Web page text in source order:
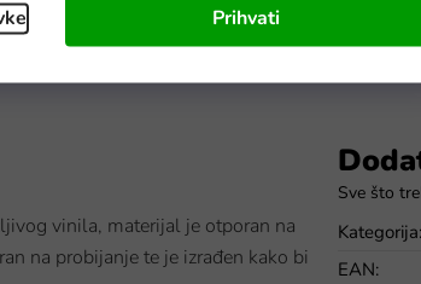
Prihvati
vinila, materijal je otporan na
na probijanje te je izrađen kako bi
Kategorija:
EAN: